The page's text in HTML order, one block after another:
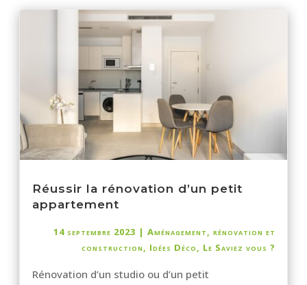
Réussir la rénovation d’un petit
appartement
14 septembre 2023 | Aménagement, rénovation et
construction, Idées Déco, Le Saviez vous ?
Rénovation d’un studio ou d’un petit